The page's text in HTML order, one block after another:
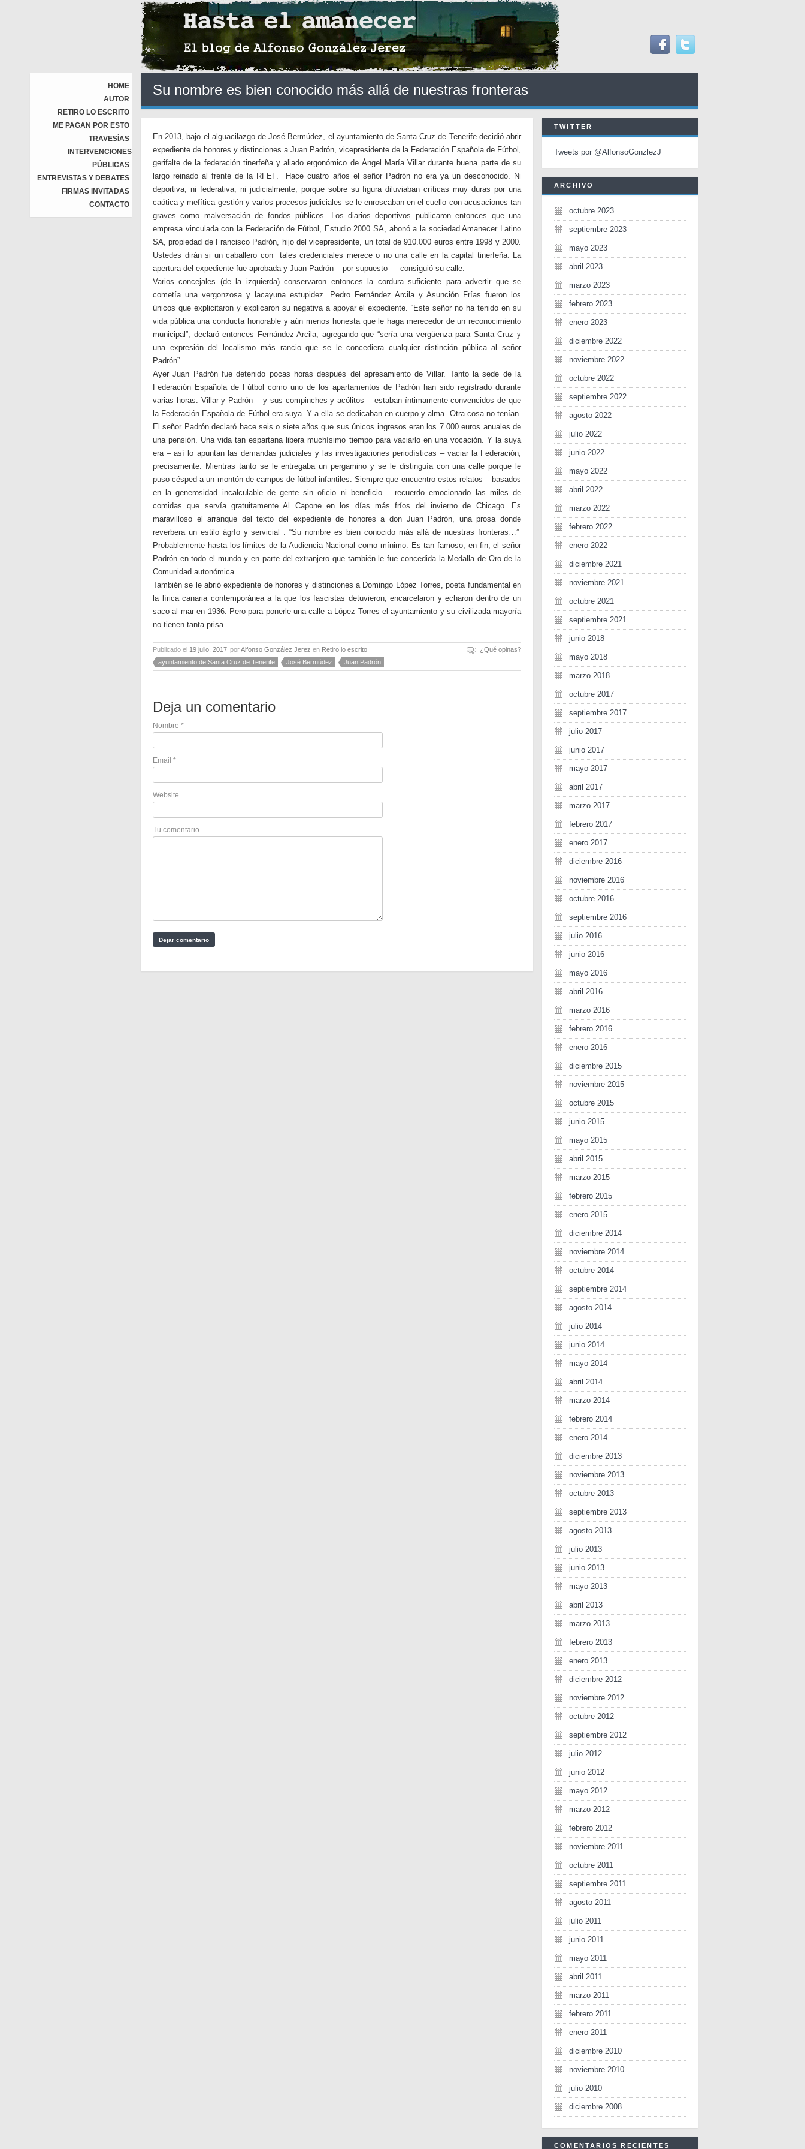
HOME
AUTOR
RETIRO LO ESCRITO
ME PAGAN POR ESTO
TRAVESÍAS
INTERVENCIONES
PÚBLICAS
ENTREVISTAS Y DEBATES
FIRMAS INVITADAS
CONTACTO
Su nombre es bien conocido más allá de nuestras fronteras
En 2013, bajo el alguacilazgo de José Bermúdez, el ayuntamiento de Santa Cruz de Tenerife decidió abrir
expediente de honores y distinciones a Juan Padrón, vicepresidente de la Federación Española de Fútbol,
gerifalte de la federación tinerfeña y aliado ergonómico de Ángel María Villar durante buena parte de su
largo reinado al frente de la RFEF. Hace cuatro años el señor Padrón no era ya un desconocido. Ni
deportiva, ni federativa, ni judicialmente, porque sobre su figura diluviaban críticas muy duras por una
caótica y mefítica gestión y varios procesos judiciales se le enroscaban en el cuello con acusaciones tan
graves como malversación de fondos públicos. Los diarios deportivos publicaron entonces que una
empresa vinculada con la Federación de Fútbol, Estudio 2000 SA, abonó a la sociedad Amanecer Latino
SA, propiedad de Francisco Padrón, hijo del vicepresidente, un total de 910.000 euros entre 1998 y 2000.
Ustedes dirán si un caballero con tales credenciales merece o no una calle en la capital tinerfeña. La
apertura del expediente fue aprobada y Juan Padrón – por supuesto — consiguió su calle.
Varios concejales (de la izquierda) conservaron entonces la cordura suficiente para advertir que se
cometía una vergonzosa y lacayuna estupidez. Pedro Fernández Arcila y Asunción Frías fueron los
únicos que explicitaron y explicaron su negativa a apoyar el expediente. “Este señor no ha tenido en su
vida pública una conducta honorable y aún menos honesta que le haga merecedor de un reconocimiento
municipal”, declaró entonces Fernández Arcila, agregando que “sería una vergüenza para Santa Cruz y
una expresión del localismo más rancio que se le concediera cualquier distinción pública al señor
Padrón”.
Ayer Juan Padrón fue detenido pocas horas después del apresamiento de Villar. Tanto la sede de la
Federación Española de Fútbol como uno de los apartamentos de Padrón han sido registrado durante
varias horas. Villar y Padrón – y sus compinches y acólitos – estaban íntimamente convencidos de que
la Federación Española de Fútbol era suya. Y a ella se dedicaban en cuerpo y alma. Otra cosa no tenían.
El señor Padrón declaró hace seis o siete años que sus únicos ingresos eran los 7.000 euros anuales de
una pensión. Una vida tan espartana libera muchísimo tiempo para vaciarlo en una vocación. Y la suya
era – así lo apuntan las demandas judiciales y las investigaciones periodísticas – vaciar la Federación,
precisamente. Mientras tanto se le entregaba un pergamino y se le distinguía con una calle porque le
puso césped a un montón de campos de fútbol infantiles. Siempre que encuentro estos relatos – basados
en la generosidad incalculable de gente sin oficio ni beneficio – recuerdo emocionado las miles de
comidas que servía gratuitamente Al Capone en los días más fríos del invierno de Chicago. Es
maravilloso el arranque del texto del expediente de honores a don Juan Padrón, una prosa donde
reverbera un estilo ágrfo y servicial : “Su nombre es bien conocido más allá de nuestras fronteras…”
Probablemente hasta los límites de la Audiencia Nacional como mínimo. Es tan famoso, en fin, el señor
Padrón en todo el mundo y en parte del extranjero que también le fue concedida la Medalla de Oro de la
Comunidad autonómica.
También se le abrió expediente de honores y distinciones a Domingo López Torres, poeta fundamental en
la lírica canaria contemporánea a la que los fascistas detuvieron, encarcelaron y echaron dentro de un
saco al mar en 1936. Pero para ponerle una calle a López Torres el ayuntamiento y su civilizada mayoría
no tienen tanta prisa.
Publicado el 19 julio, 2017 porAlfonso González Jerez en Retiro lo escrito
¿Qué opinas?
ayuntamiento de Santa Cruz de Tenerife
José Bermúdez Juan Padrón
Deja un comentario
Nombre *
Email *
Website
Tu comentario
TWITTER
Tweets por @AlfonsoGonzlezJ
ARCHIVO
octubre 2023
septiembre 2023
mayo 2023
abril 2023
marzo 2023
febrero 2023
enero 2023
diciembre 2022
noviembre 2022
octubre 2022
septiembre 2022
agosto 2022
julio 2022
junio 2022
mayo 2022
abril 2022
marzo 2022
febrero 2022
enero 2022
diciembre 2021
noviembre 2021
octubre 2021
septiembre 2021
junio 2018
mayo 2018
marzo 2018
octubre 2017
septiembre 2017
julio 2017
junio 2017
mayo 2017
abril 2017
marzo 2017
febrero 2017
enero 2017
diciembre 2016
noviembre 2016
octubre 2016
septiembre 2016
julio 2016
junio 2016
mayo 2016
abril 2016
marzo 2016
febrero 2016
enero 2016
diciembre 2015
noviembre 2015
octubre 2015
junio 2015
mayo 2015
abril 2015
marzo 2015
febrero 2015
enero 2015
diciembre 2014
noviembre 2014
octubre 2014
septiembre 2014
agosto 2014
julio 2014
junio 2014
mayo 2014
abril 2014
marzo 2014
febrero 2014
enero 2014
diciembre 2013
noviembre 2013
octubre 2013
septiembre 2013
agosto 2013
julio 2013
junio 2013
mayo 2013
abril 2013
marzo 2013
febrero 2013
enero 2013
diciembre 2012
noviembre 2012
octubre 2012
septiembre 2012
julio 2012
junio 2012
mayo 2012
marzo 2012
febrero 2012
noviembre 2011
octubre 2011
septiembre 2011
agosto 2011
julio 2011
junio 2011
mayo 2011
abril 2011
marzo 2011
febrero 2011
enero 2011
diciembre 2010
noviembre 2010
julio 2010
diciembre 2008
COMENTARIOS RECIENTES